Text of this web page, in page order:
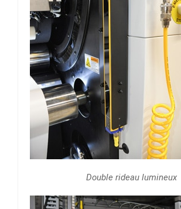
Double rideau lumineux